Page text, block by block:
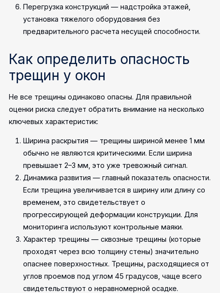
Перегрузка конструкций — надстройка этажей,
установка тяжелого оборудования без
предварительного расчета несущей способности.
Как определить опасность
трещин у окон
Не все трещины одинаково опасны. Для правильной
оценки риска следует обратить внимание на несколько
ключевых характеристик:
Ширина раскрытия — трещины шириной менее 1 мм
обычно не являются критическими. Если ширина
превышает 2–3 мм, это уже тревожный сигнал.
Динамика развития — главный показатель опасности.
Если трещина увеличивается в ширину или длину со
временем, это свидетельствует о
прогрессирующей деформации конструкции. Для
мониторинга используют контрольные маяки.
Характер трещины — сквозные трещины (которые
проходят через всю толщину стены) значительно
опаснее поверхностных. Трещины, расходящиеся от
углов проемов под углом 45 градусов, чаще всего
свидетельствуют о неравномерной осадке.